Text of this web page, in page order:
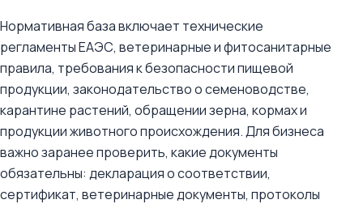
Нормативная база включает технические
регламенты ЕАЭС, ветеринарные и фитосанитарные
правила, требования к безопасности пищевой
продукции, законодательство о семеноводстве,
карантине растений, обращении зерна, кормах и
продукции животного происхождения. Для бизнеса
важно заранее проверить, какие документы
обязательны: декларация о соответствии,
сертификат, ветеринарные документы, протоколы